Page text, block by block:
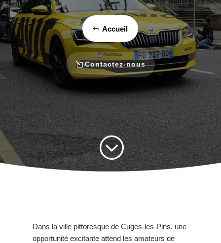
Accueil
Contactez-nous
;
Dans la ville pittoresque de Cuges-les-Pins, une
opportunité excitante attend les amateurs de